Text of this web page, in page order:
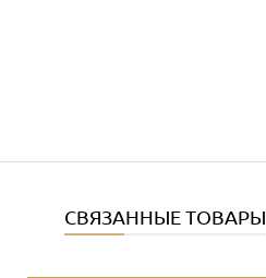
СВЯЗАННЫЕ ТОВАРЫ